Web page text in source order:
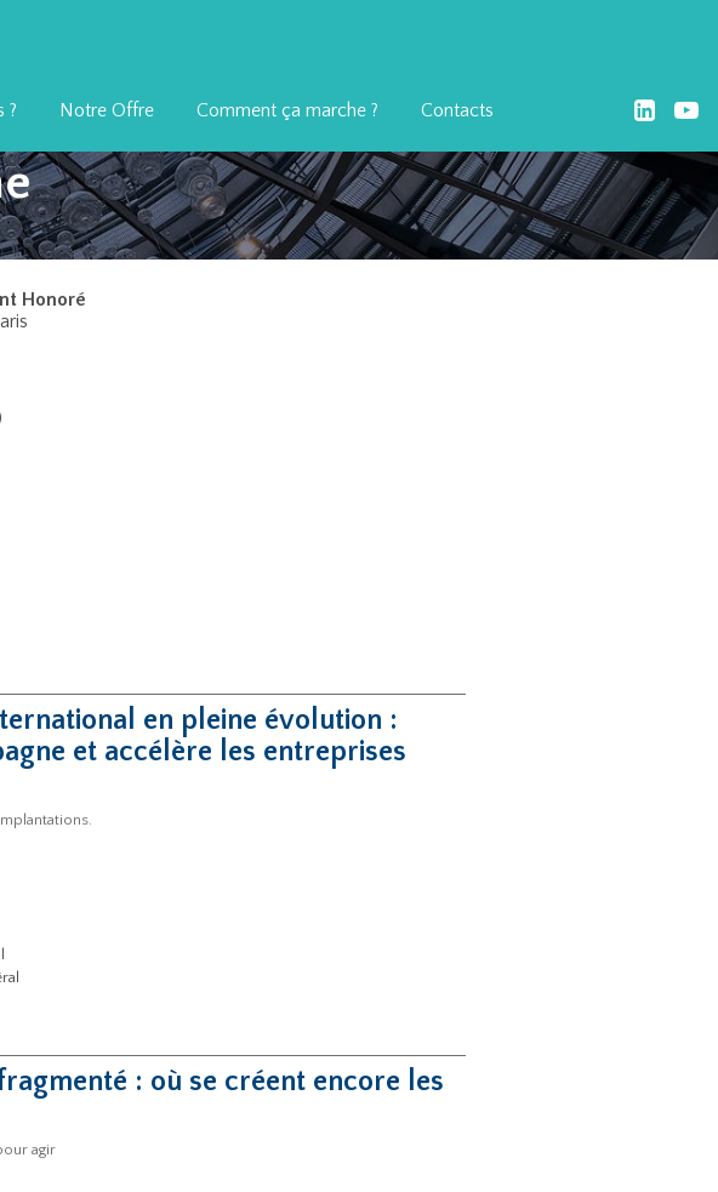
? Notre Offre Comment ça marche ? Contacts
Honoré
en pleine évolution :
et accélère les entreprises
: où se créent encore les
agir